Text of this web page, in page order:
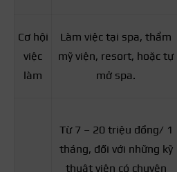
Cơ hội
việc
làm
Làm việc tại spa, thẩm
mỹ viện, resort, hoặc tự
mở spa.
Từ 7 – 20 triệu đồng/ 1
tháng, đối với những kỹ
thuật viên có chuyên